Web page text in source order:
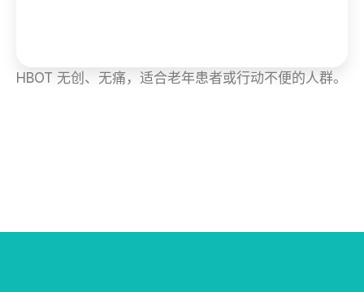
HBOT 无创、无痛，适合老年患者或行动不便的人群。